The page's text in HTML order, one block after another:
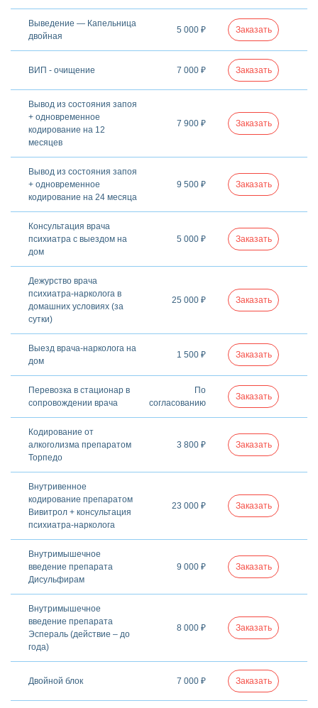
Выведение — Капельница
двойная
5 000 ₽ Заказать
ВИП - очищение 7 000 ₽ Заказать
Вывод из состояния запоя
+ одновременное
кодирование на 12
месяцев
7 900 ₽ Заказать
Вывод из состояния запоя
+ одновременное
кодирование на 24 месяца
9 500 ₽ Заказать
Консультация врача
психиатра с выездом на
дом
5 000 ₽ Заказать
Дежурство врача
психиатра-нарколога в
домашних условиях (за
сутки)
25 000 ₽ Заказать
Выезд врача-нарколога на
дом
1 500 ₽ Заказать
Перевозка в стационар в
сопровождении врача
По
согласованию
Заказать
Кодирование от
алкоголизма препаратом
Торпедо
3 800 ₽ Заказать
Внутривенное
кодирование препаратом
Вивитрол + консультация
психиатра-нарколога
23 000 ₽ Заказать
Внутримышечное
введение препарата
Дисульфирам
9 000 ₽ Заказать
Внутримышечное
введение препарата
Эспераль (действие – до
года)
8 000 ₽ Заказать
Двойной блок 7 000 ₽ Заказать